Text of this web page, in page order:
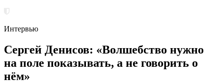
Интервью
Сергей Денисов: «Волшебство нужно
на поле показывать, а не говорить о
нём»